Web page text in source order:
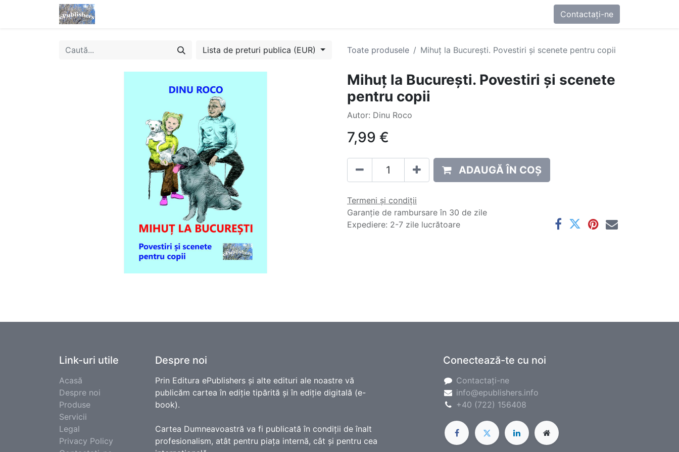
Contactați-ne
Lista de preturi publica (EUR) Toate produsele Mihuț la București. Povestiri și scenete pentru copii
Mihuț la București. Povestiri și scenete
pentru copii
Autor: Dinu Roco
7,99 €
ADAUGĂ ÎN COȘ
Termeni și condiții
Garanție de rambursare în 30 de zile
Expediere: 2-7 zile lucrătoare
Link-uri utile
Acasă
Despre noi
Produse
Servicii
Legal
Privacy Policy
Despre noi
Prin Editura ePublishers și alte edituri ale noastre vă
publicăm cartea în ediție tipărită și în ediție digitală (e-
book).
Cartea Dumneavoastră va fi publicată în condiții de înalt
profesionalism, atât pentru piața internă, cât și pentru cea
Conectează-te cu noi
Contactați-ne
info@epublishers.info
+40 (722) 156408